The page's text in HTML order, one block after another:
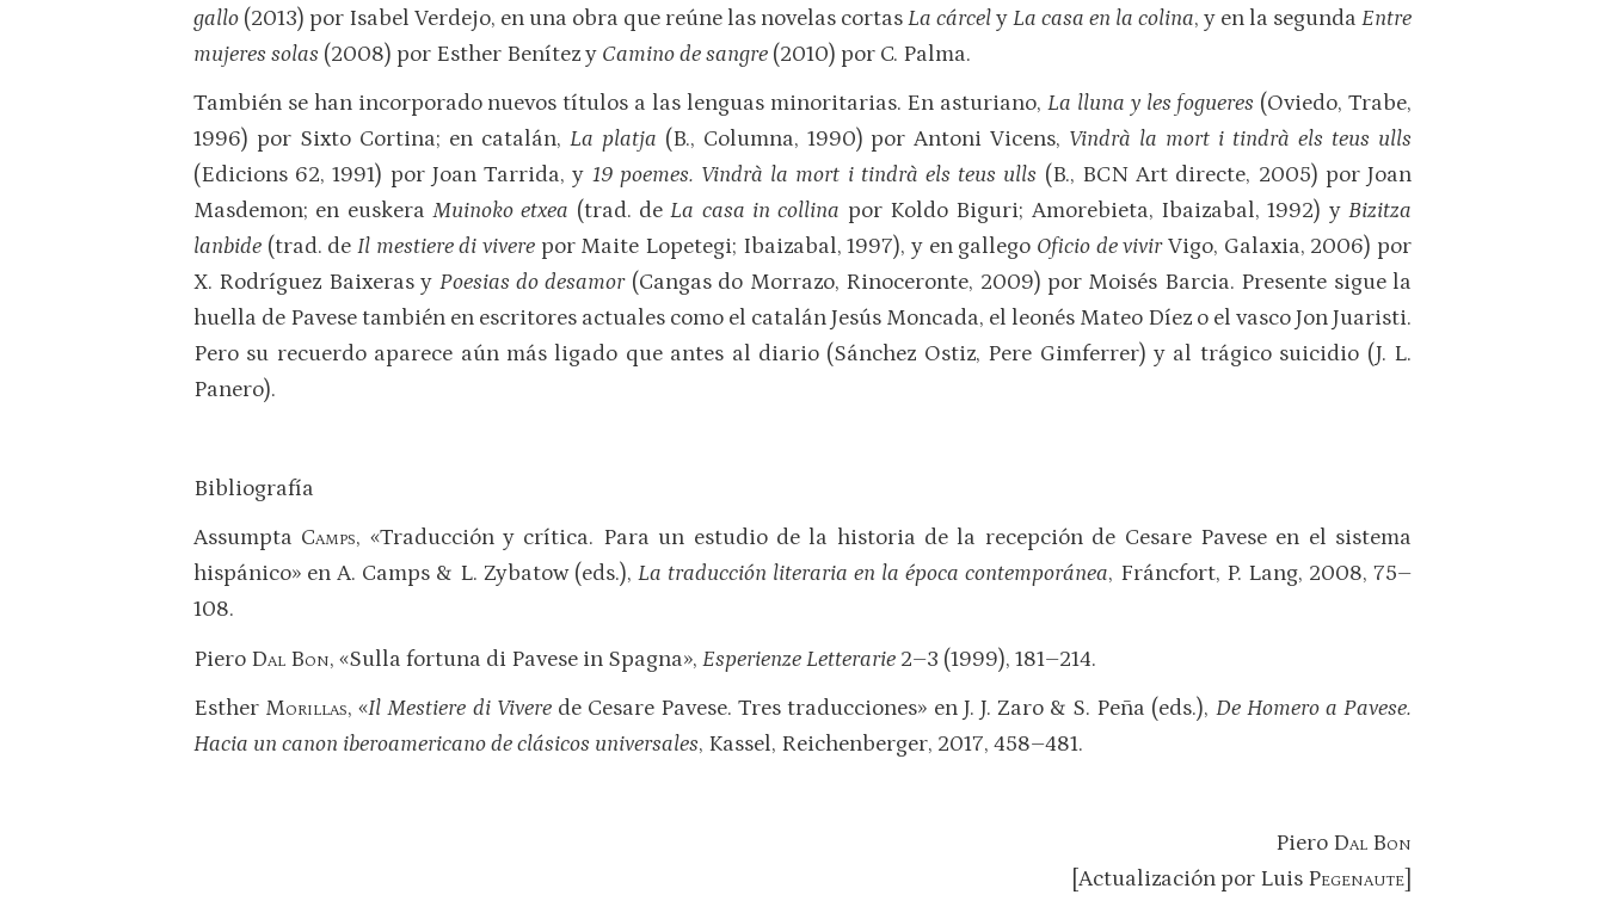
gallo (2013) por Isabel Verdejo, en una obra que reúne las novelas cortasLa cárcelyLa casa en la colina, y en la segunda Entre
mujeres solas (2008) por Esther Benítez y Camino de sangre (2010) por C. Palma.
También se han incorporado nuevos títulos a las lenguas minoritarias. En asturiano, La lluna y les fogueres (Oviedo, Trabe,
1996) por Sixto Cortina; en catalán, La platja (B., Columna, 1990) por Antoni Vicens, Vindrà la mort i tindrà els teus ulls
(Edicions 62, 1991) por Joan Tarrida, y 19 poemes. Vindrà la mort i tindrà els teus ulls (B., BCN Art directe, 2005) por Joan
Masdemon; en euskera Muinoko etxea (trad. deLa casa in collina por Koldo Biguri; Amorebieta, Ibaizabal, 1992) yBizitza
lanbide (trad. deIl mestiere di vivere por Maite Lopetegi; Ibaizabal, 1997), y en gallego Oficio de vivirVigo, Galaxia, 2006) por
X. Rodríguez Baixeras y Poesias do desamor(Cangas do Morrazo, Rinoceronte, 2009) por Moisés Barcia. Presente sigue la
huella de Pavese también en escritores actuales como el catalán Jesús Moncada, el leonés Mateo Díez o el vasco Jon Juaristi.
Pero su recuerdo aparece aún más ligado que antes al diario (Sánchez Ostiz, Pere Gimferrer) y al trágico suicidio (J. L.
Panero).
Bibliografía
Assumpta Camps, «Traducción y crítica. Para un estudio de la historia de la recepción de Cesare Pavese en el sistema
hispánico» en A. Camps & L. Zybatow (eds.), La traducción literaria en la época contemporánea, Fráncfort, P. Lang, 2008, 75–
108.
Piero Dal Bon, «Sulla fortuna di Pavese in Spagna», Esperienze Letterarie 2–3 (1999), 181–214.
Esther Morillas, «Il Mestiere di Viverede Cesare Pavese. Tres traducciones» en J. J. Zaro & S. Peña (eds.), De Homero a Pavese.
Hacia un canon iberoamericano de clásicos universales, Kassel, Reichenberger, 2017, 458–481.
Piero Dal Bon
[Actualización por Luis Pegenaute